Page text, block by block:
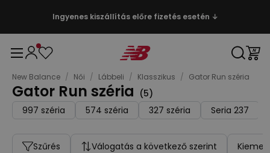
Ingyenes kiszállítás előre fizetés esetén ↓
New Balance / Női / Lábbeli / Klasszikus / Gator Run széria
Gator Run széria (5)
997 széria
574 széria 327 széria Seria 237
Szűrés Válogatás a következő szerint